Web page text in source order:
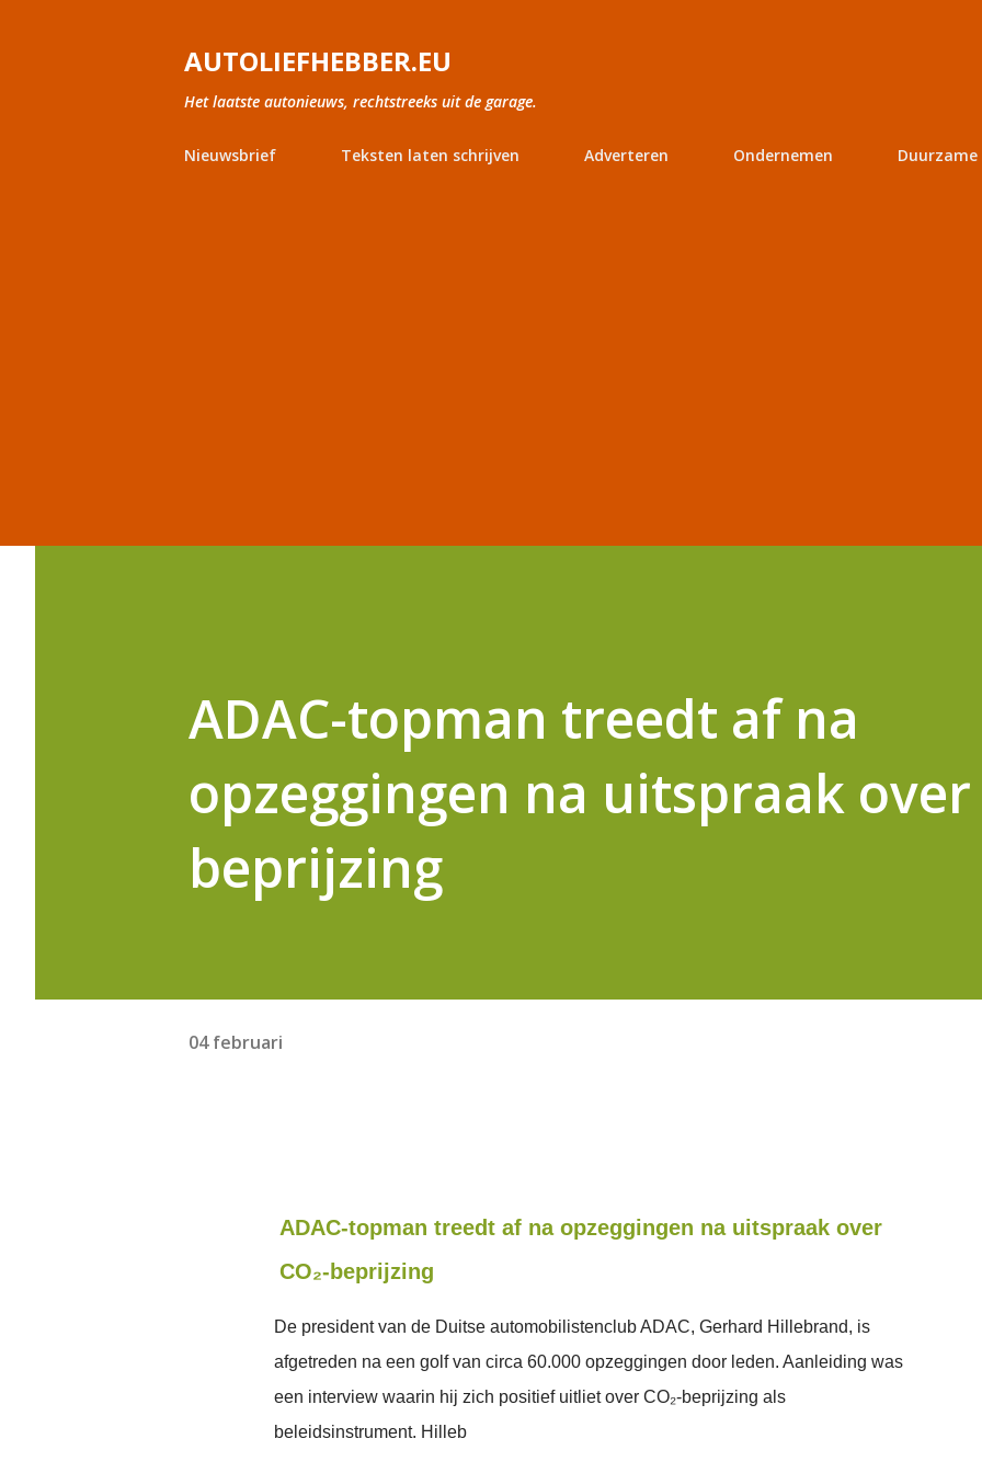
AUTOLIEFHEBBER.EU
Het laatste autonieuws, rechtstreeks uit de garage.
Nieuwsbrief Teksten laten schrijven Adverteren Ondernemen Duurzame
ADAC-topman treedt af na
opzeggingen na uitspraak over
beprijzing
04 februari
ADAC-topman treedt af na opzeggingen na uitspraak over
CO₂-beprijzing
De president van de Duitse automobilistenclub ADAC, Gerhard Hillebrand, is
afgetreden na een golf van circa 60.000 opzeggingen door leden. Aanleiding was
een interview waarin hij zich positief uitliet over CO₂-beprijzing als
beleidsinstrument. Hilleb